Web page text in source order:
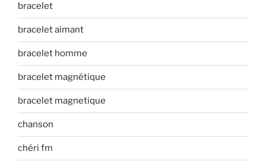
bracelet
bracelet aimant
bracelet homme
bracelet magnétique
bracelet magnetique
chanson
chéri fm